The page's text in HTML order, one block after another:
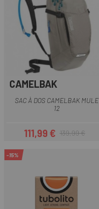
CAMELBAK
SAC À DOS CAMELBAK MULE
12
Prix
111,99 €Prix habituel
139,99 €
-15%